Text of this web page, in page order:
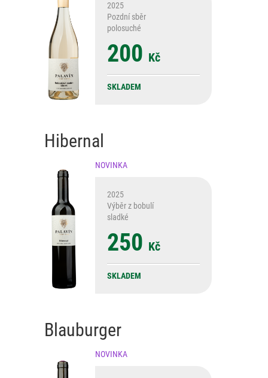
2025
Pozdní sběr
polosuché
200 Kč
SKLADEM
Hibernal
NOVINKA
2025
Výběr z bobulí
sladké
250 Kč
SKLADEM
Blauburger
NOVINKA